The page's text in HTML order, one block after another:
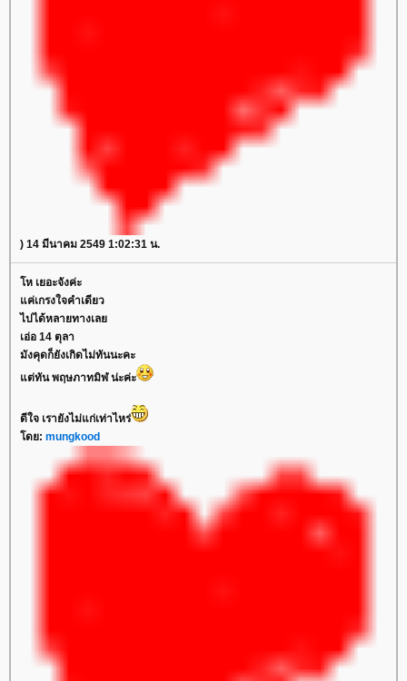
) 14 มีนาคม 2549 1:02:31 น.
ห เยอะจังค่ะ
ค่เกรงใจคำเดียว
ไปได้หลายทางเล
เอ่อ 14 ตุลา
มังคุดก็ยังเกิดไม่ทันนะคะ
ต่ทัน พฤษภาทมิฬ น่ะค่ะ
ดีใจ เรายังไม่แก่เท่าไหร่
ดย: mungkood